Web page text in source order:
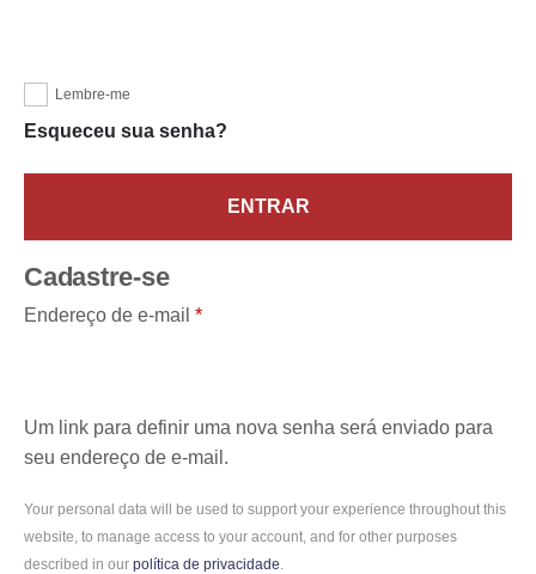
Lembre-me
Esqueceu sua senha?
ENTRAR
Cadastre-se
Endereço de e-mail *
Um link para definir uma nova senha será enviado para
seu endereço de e-mail.
Your personal data will be used to support your experience throughout this
website, to manage access to your account, and for other purposes
described in our política de privacidade.